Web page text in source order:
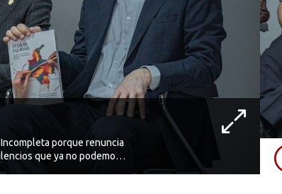
porque renuncia
que ya no podemos